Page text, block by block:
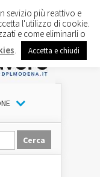
sevizio più reattivo e
l'utilizzo di cookie.
e come eliminarli o
Accetta e chiudi